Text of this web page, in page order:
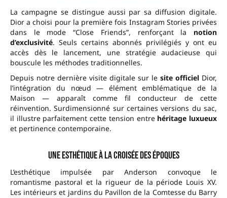
La campagne se distingue aussi par sa diffusion digitale.
Dior a choisi pour la première fois Instagram Stories privées
dans le mode “Close Friends”, renforçant la notion
d’exclusivité. Seuls certains abonnés privilégiés y ont eu
accès dès le lancement, une stratégie audacieuse qui
bouscule les méthodes traditionnelles.
Depuis notre dernière visite digitale sur le site officiel Dior,
l’intégration du nœud — élément emblématique de la
Maison — apparaît comme fil conducteur de cette
réinvention. Surdimensionné sur certaines versions du sac,
il illustre parfaitement cette tension entre héritage luxueux
et pertinence contemporaine.
Une esthétique à la croisée des époques
L’esthétique impulsée par Anderson convoque le
romantisme pastoral et la rigueur de la période Louis XV.
Les intérieurs et jardins du Pavillon de la Comtesse du Barry